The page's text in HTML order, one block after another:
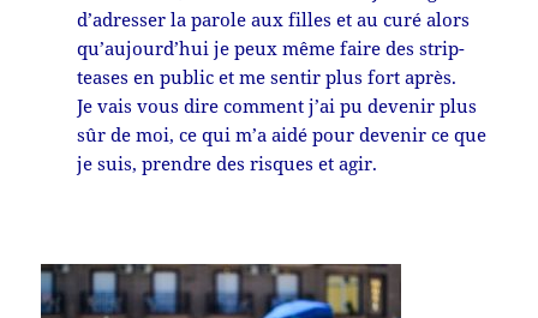
d’adresser la parole aux filles et au curé alors
qu’aujourd’hui je peux même faire des strip-
teases en public et me sentir plus fort après.
Je vais vous dire comment j’ai pu devenir plus
sûr de moi, ce qui m’a aidé pour devenir ce que
je suis, prendre des risques et agir.